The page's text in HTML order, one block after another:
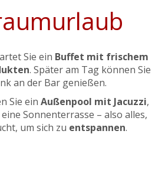
Sie ein Buffet mit frischem
. Später am Tag können Sie
an der Bar genießen.
Sie ein Außenpool mit Jacuzzi,
Sonnenterrasse – also alles,
um sich zu entspannen.